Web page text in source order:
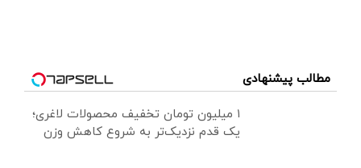
مطالب پیشنهادی
۱ میلیون تومان تخفیف محصولات لاغری؛
یک قدم نزدیک‌تر به شروع کاهش وزن